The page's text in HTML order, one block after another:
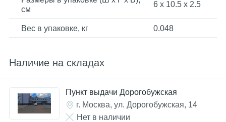
см
6 x 10.5 x 2.5
Вес в упаковке, кг 0.048
Наличие на складах
Пункт выдачи Дорогобужская
г. Москва, ул. Дорогобужская, 14
Нет в наличии